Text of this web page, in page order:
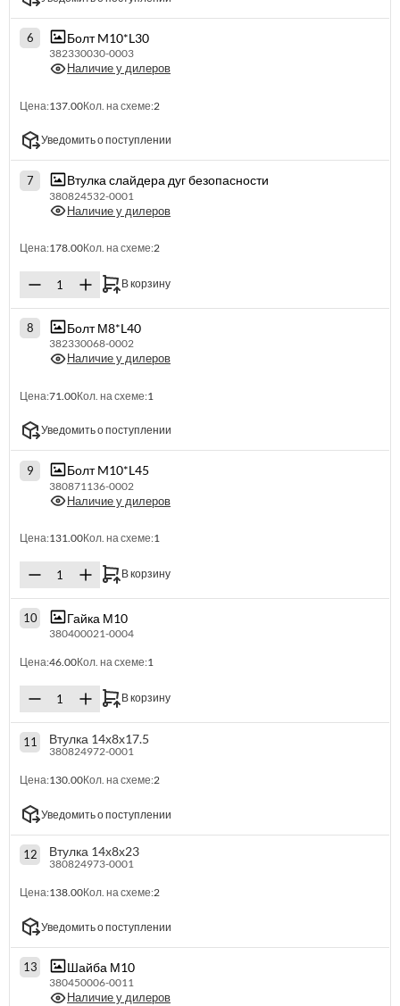
6 Болт M10*L30
382330030-0003
Наличие у дилеров
Цена:137.00Кол. на схеме:2
Уведомить о поступлении
7 Втулка слайдера дуг безопасности
380824532-0001
Наличие у дилеров
Цена:178.00Кол. на схеме:2
В корзину
8 Болт М8*L40
382330068-0002
Наличие у дилеров
Цена:71.00Кол. на схеме:1
Уведомить о поступлении
9 Болт M10*L45
380871136-0002
Наличие у дилеров
Цена:131.00Кол. на схеме:1
В корзину
10 Гайка М10
380400021-0004
Цена:46.00Кол. на схеме:1
В корзину
11 Втулка 14х8х17.5
380824972-0001
Цена:130.00Кол. на схеме:2
Уведомить о поступлении
12 Втулка 14х8х23
380824973-0001
Цена:138.00Кол. на схеме:2
Уведомить о поступлении
13 Шайба М10
380450006-0011
Наличие у дилеров